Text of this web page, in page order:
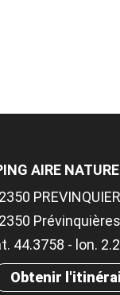
AIRE
Prévinquières
44.3758 - lon.
Obtenir